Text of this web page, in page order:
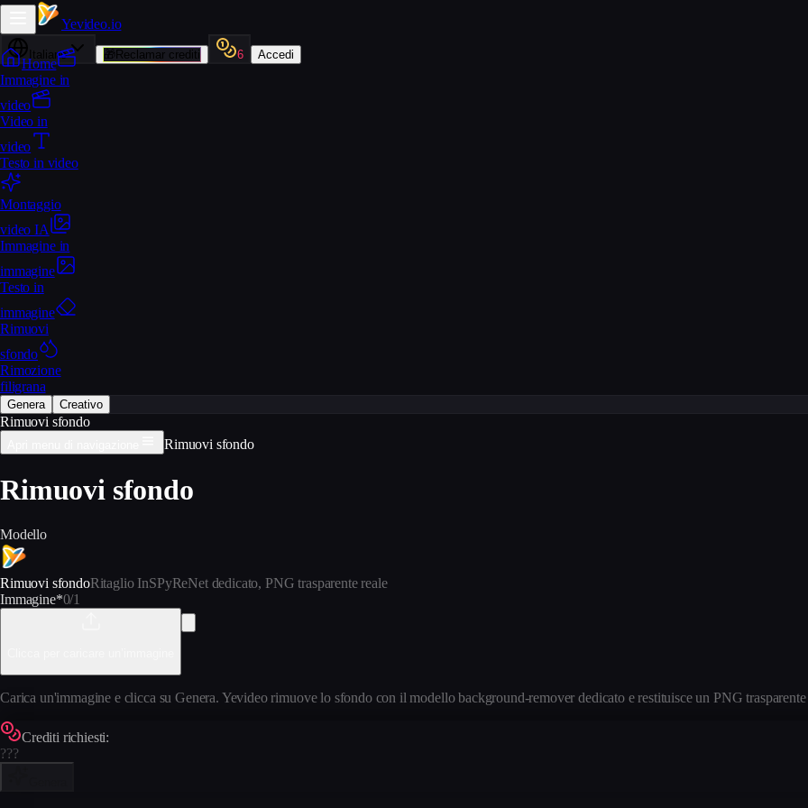
Yevideo.io
Italiano 🎁Reclamar crediti 6 Accedi
Home
Immagine in
video
Video in
video
Testo in video
Montaggio
video IA
Immagine in
immagine
Testo in
immagine
Rimuovi
sfondo
Rimozione
filigrana
Genera Creativo
Rimuovi sfondo
Rimuovi sfondo
Rimuovi sfondo
Modello
Rimuovi sfondoRitaglio InSPyReNet dedicato, PNG trasparente reale
Immagine*0/1
Carica un'immagine e clicca su Genera. Yevideo rimuove lo sfondo con il modello background-remover dedicato e restituisce un PNG trasparente
Crediti richiesti:
???